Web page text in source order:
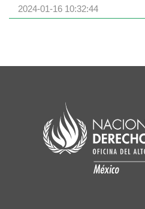
2024-01-16 10:32:44